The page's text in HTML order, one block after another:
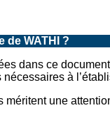
de WATHI ?
dans ce
à
méritent une